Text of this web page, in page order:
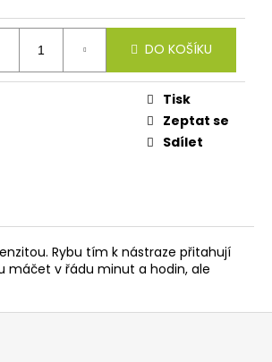
DO KOŠÍKU
Tisk
Zeptat se
Sdílet
Rybu tím k nástraze přitahují
máčet v řádu minut a hodin, ale